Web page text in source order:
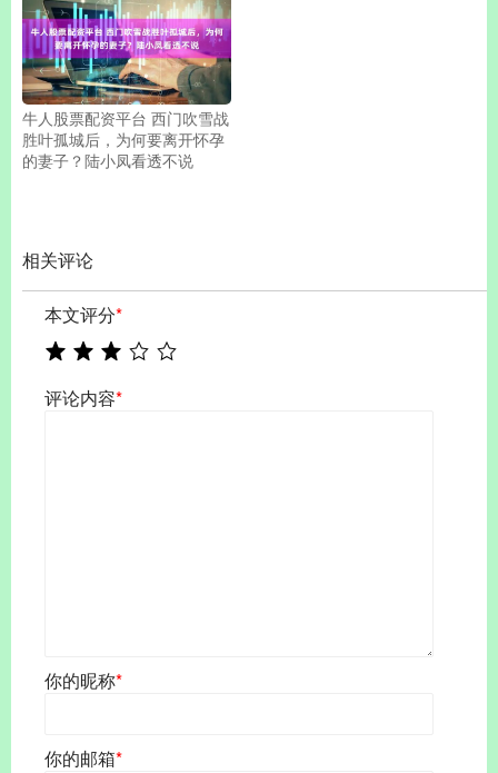
牛人股票配资平台 西门吹雪战
胜叶孤城后，为何要离开怀孕
的妻子？陆小凤看透不说
相关评论
本文评分*
评论内容*
你的昵称*
你的邮箱*